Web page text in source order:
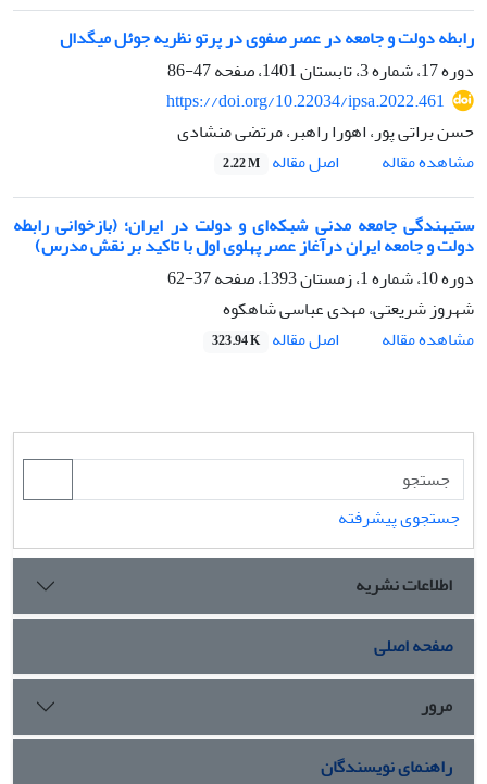
رابطه دولت و جامعه در عصر صفوی در پرتو نظریه جوئل میگدال
دوره 17، شماره 3، تابستان 1401، صفحه
47-86
https://doi.org/10.22034/ipsa.2022.461
حسن براتی پور، اهورا راهبر، مرتضی منشادی
مشاهده مقاله
اصل مقاله 2.22 M
ستیهندگی جامعه‌ مدنی شبکه‌ای و دولت در ایران؛ (بازخوانی رابطه
دولت و جامعه ایران درآغاز عصر پهلوی اول با تاکید بر نقش مدرس)
دوره 10، شماره 1، زمستان 1393، صفحه
37-62
شهروز شریعتی، مهدی عباسی شاهکوه
مشاهده مقاله
اصل مقاله 323.94 K
جستجوی پیشرفته
اطلاعات نشریه
صفحه اصلی
مرور
راهنمای نویسندگان